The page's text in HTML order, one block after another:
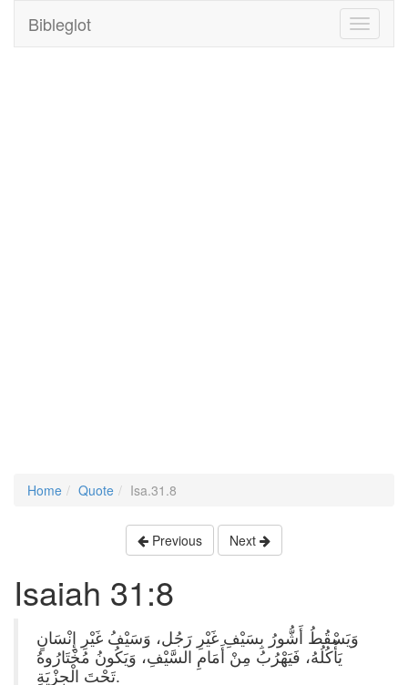
Toggle
Bibleglot
Home Quote Isa.31.8
Previous Next
Isaiah 31:8
وَيَسْقُطُ أَشُّورُ بِسَيْفِ غَيْرِ رَجُل، وَسَيْفُ غَيْرِ إِنْسَانٍ
يَأْكُلُهُ، فَيَهْرُبُ مِنْ أَمَامِ السَّيْفِ، وَيَكُونُ مُخْتَارُوهُ
تَحْتَ الْجِزْيَةِ.